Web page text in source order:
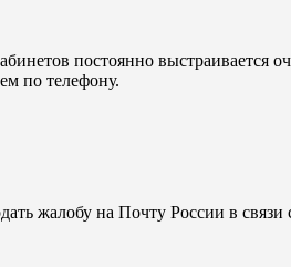
постоянно выстраивается
по телефону.
жалобу на Почту России в связи